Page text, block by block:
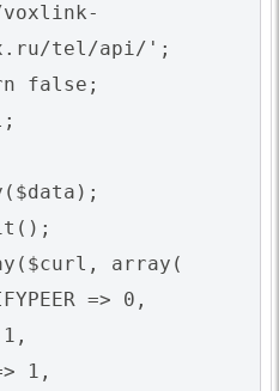
tel/api/';
false;
array(
=> 0,
1,
1,